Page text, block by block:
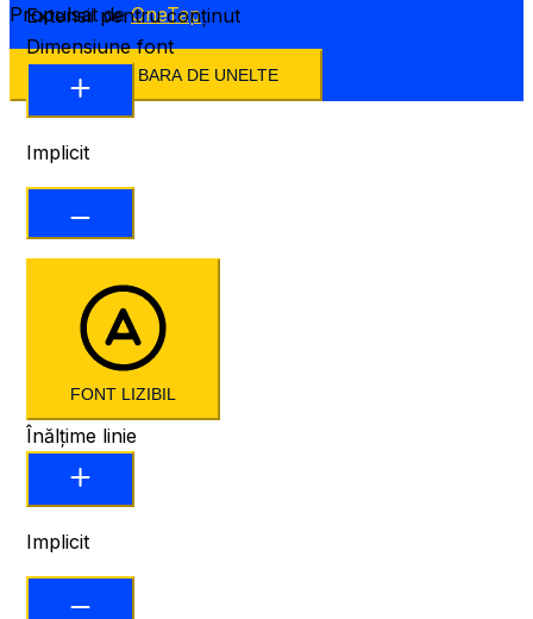
Propulsat deOneTap
ASCUNDE BARA DE UNELTE
Extensii pentru conținut
Dimensiune font
Implicit
FONT LIZIBIL
Înălțime linie
Implicit